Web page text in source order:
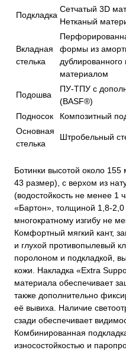
Подкладка
Сетчатый 3D
Нетканый
Вкладная
стелька
формы из
материалом
Подошва
ПУ-ТПУ с
(BASF®)
Подносок
Композитный
Основная
стелька
Штробельный
Ботинки высотой около 155
43 размер), с верхом из
(водостойкость не менее 1
«Бартон», толщиной 1,8-2,0
многократному изгибу не
Комфортный мягкий кант,
и глухой противопылевый
поролоном и подкладкой,
кожи. Накладка «Extra
материала обеспечивает
также дополнительно
её вывиха. Наличие
сзади обеспечивает
Комбинированная
износостойкостью и